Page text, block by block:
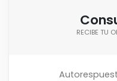
RECIBE TU